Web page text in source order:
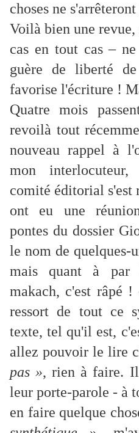
choses ne
Voilà bien une
cas en tout cas –
guère de liberté
favorise l'écriture !
Quatre mois
revoilà tout
nouveau rappel à
mon
comité éditorial s'est
ont eu une
pontes du dossier
le nom de quelques-
mais quant à par
makach, c'est râpé
ressort de tout ce
texte, tel qu'il est,
allez pouvoir le lire
pas », rien à faire.
leur porte-parole - à
en faire quelque